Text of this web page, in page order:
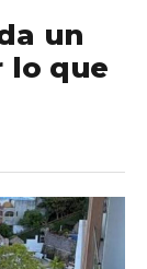
un
lo que